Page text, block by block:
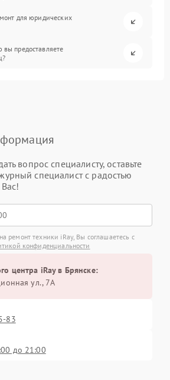
для юридических
предоставляете
вопрос специалисту, оставьте
специалист с радостью
ремонт техники iRay, Вы соглашаетесь с
конфиденциальности
центра iRay в Брянске:
ул., 7А
83
до 21:00